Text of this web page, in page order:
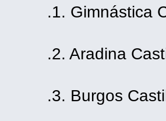
.1. Gimnástica
.2. Aradina
.3. Burgos